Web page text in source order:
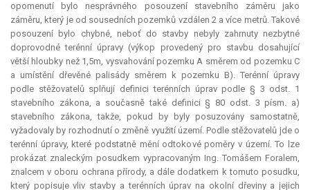
opomenutí bylo nesprávného posouzení stavebního záměru jako
záměru, který je od sousedních pozemků vzdálen 2 a více metrů. Takové
posouzení bylo chybné, neboť do stavby nebyly zahrnuty nezbytné
doprovodné terénní úpravy (výkop provedený pro stavbu dosahující
větší hloubky než 1,5m, vysvahování pozemku A směrem od pozemku C
a umístění dřevěné palisády směrem k pozemku B). Terénní úpravy
podle stěžovatelů splňují definici terénních úprav podle § 3 odst. 1
stavebního zákona, a současně také definici § 80 odst. 3 písm. a)
stavebního zákona, takže, pokud by byly posuzovány samostatně,
vyžadovaly by rozhodnutí o změně využití území. Podle stěžovatelů jde o
terénní úpravy, které podstatně mění odtokové poměry v území. To lze
prokázat znaleckým posudkem vypracovaným Ing. Tomášem Foralem,
znalcem v oboru ochrana přírody, a dále dodatkem k tomuto posudku,
který popisuje vliv stavby a terénních úprav na okolní dřeviny a jejich